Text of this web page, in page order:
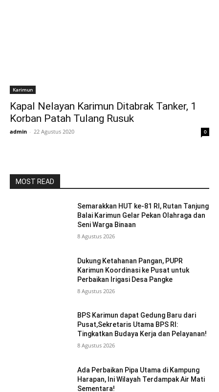
Karimun
Kapal Nelayan Karimun Ditabrak Tanker, 1
Korban Patah Tulang Rusuk
admin - 22 Agustus 2020 0
MOST READ
Semarakkan HUT ke-81 RI, Rutan Tanjung
Balai Karimun Gelar Pekan Olahraga dan
Seni Warga Binaan
8 Agustus 2026
Dukung Ketahanan Pangan, PUPR
Karimun Koordinasi ke Pusat untuk
Perbaikan Irigasi Desa Pangke
8 Agustus 2026
BPS Karimun dapat Gedung Baru dari
Pusat,Sekretaris Utama BPS RI:
Tingkatkan Budaya Kerja dan Pelayanan!
8 Agustus 2026
Ada Perbaikan Pipa Utama di Kampung
Harapan, Ini Wilayah Terdampak Air Mati
Sementara!